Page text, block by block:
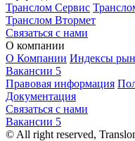
Транслом Сервис
Транслом Втормет
Связаться с нами
О компании
О Компании Индексы
Вакансии 5
Правовая информация
Документация
Связаться с нами
Вакансии 5
© All right reserved,